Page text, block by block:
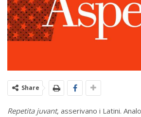
Share
Repetita juvant, asserivano i Latini.